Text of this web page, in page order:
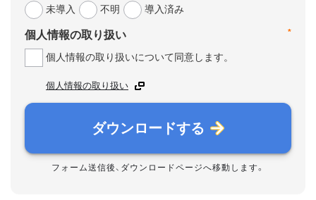
未導入
不明 導入済み
*
個人情報の取り扱い
個人情報の取り扱いについて同意します。
個人情報の取り扱い
ダウンロードする
フォーム送信後、ダウンロードページへ移動します。